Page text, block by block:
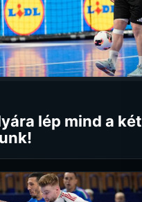
lép mind a két